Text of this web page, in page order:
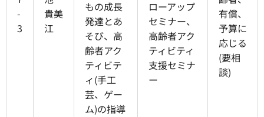
-
3
貴美
江
もの成長
発達とあ
そび、高
齢者アク
ティビテ
ィ(手工
芸、ゲー
ム)の指導
ローアップ
セミナー、
高齢者アク
ティビティ
支援セミナ
ー
有償、
予算に
応じる
(要相
談)